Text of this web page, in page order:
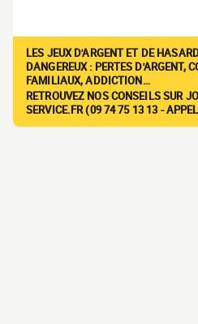
LES JEUX D'ARGENT ET DE
DANGEREUX : PERTES D'ARGENT,
FAMILIAUX, ADDICTION…
RETROUVEZ NOS CONSEILS SUR
SERVICE.FR (09 74 75 13 13 -